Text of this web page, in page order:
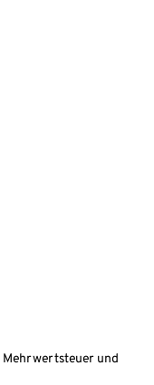
Mehrwertsteuer und